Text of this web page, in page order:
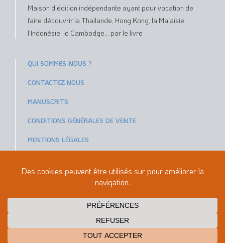
Maison d’édition indépendante ayant pour vocation de
faire découvrir la Thaïlande, Hong Kong, la Malaisie,
l'Indonésie, le Cambodge... par le livre
QUI SOMMES-NOUS ?
CONTACTEZ-NOUS
MANUSCRITS
CONDITIONS GÉNÉRALES DE VENTE
MENTIONS LÉGALES
Paiements sécurisés avec
ou
© GOPE ÉDITIONS 2026 Réalisation Christophe Porlier